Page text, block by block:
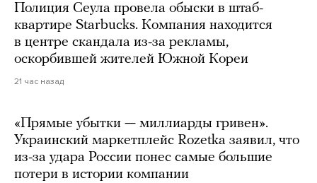
Полиция Сеула провела обыски в штаб-
квартире Starbucks. Компания находится
в центре скандала из-за рекламы,
оскорбившей жителей Южной Кореи
21 час назад
«Прямые убытки — миллиарды гривен».
Украинский маркетплейс Rozetka заявил, что
из-за удара России понес самые большие
потери в истории компании